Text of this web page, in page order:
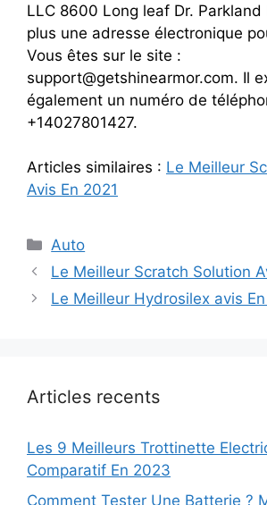
LLC 8600 Long leaf Dr.
plus une adresse électronique
Vous êtes sur le site :
support@getshinearmor.com. Il
également un numéro de
+14027801427.
Articles similaires : Le Meilleur
Avis En 2021
Categories
Auto
Le Meilleur Scratch Solution
Le Meilleur Hydrosilex avis
Articles recents
Les 9 Meilleurs Trottinette
Comparatif En 2023
Comment Tester Une Batterie ?